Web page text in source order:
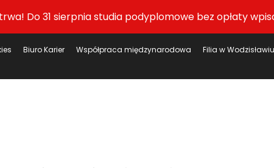
Do 31 sierpnia studia podyplomowe bez opłaty
Biuro Karier Współpraca międzynarodowa Filia w